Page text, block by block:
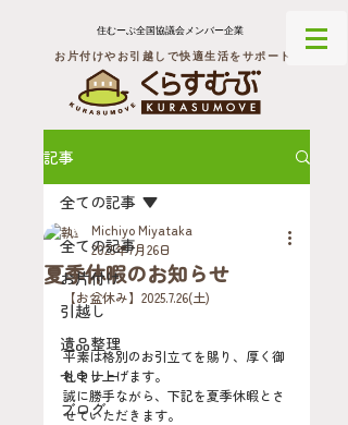
住むーぶ全国協議会メンバー企業
お片付けやお引越しで快適生活をサポート
記事
全ての記事
お片付け
引越し
遺品整理
セミナー
ブログ
全ての記事
夏季休暇のお知らせ
Michiyo Miyataka
2025年7月26日
【お盆休み】2025.7.26(土)
平素は格別のお引立てを賜り、厚く御
礼申し上げます。
誠に勝手ながら、下記を夏季休暇とさ
せていただきます。